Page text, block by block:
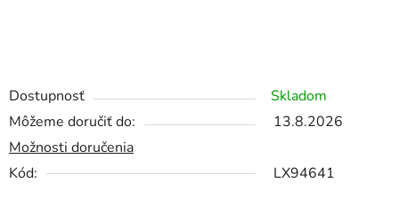
Dostupnosť
Skladom
Môžeme doručiť do:
13.8.2026
Možnosti doručenia
Kód:
LX94641